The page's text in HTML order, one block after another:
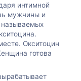
интимной
мужчины и
называемых
Окситоцин
готова